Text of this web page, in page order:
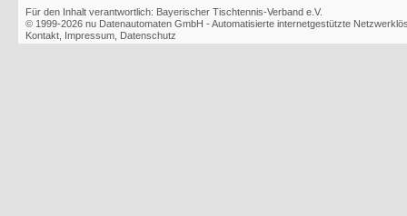
Für den Inhalt verantwortlich: Bayerischer Tischtennis-Verband e.V.
© 1999-2026 nu Datenautomaten GmbH - Automatisierte internetgestützte
Kontakt Impressum Datenschutz